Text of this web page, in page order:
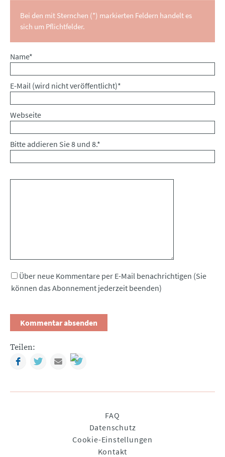
Bei den mit Sternchen (*) markierten Feldern handelt es
sich um Pflichtfelder.
Pflichtfeld
Name*
Pflichtfeld
E-Mail (wird nicht veröffentlicht)*
Webseite
Bitte addieren Sie 8 und 8.*
Über neue Kommentare per E-Mail benachrichtigen (Sie
können das Abonnement jederzeit beenden)
Teilen:
FacebookTwitterMail
FAQ
Datenschutz
Cookie-Einstellungen
Kontakt